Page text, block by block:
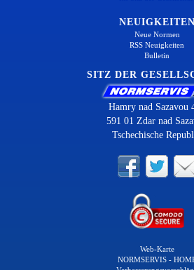
NEUIGKEITEN
Neue Normen
RSS Neuigkeiten
Bulletin
SITZ DER
Hamry nad Sazavou
591 01 Zdar nad
Tschechische
Web-Karte
NORMSERVIS -